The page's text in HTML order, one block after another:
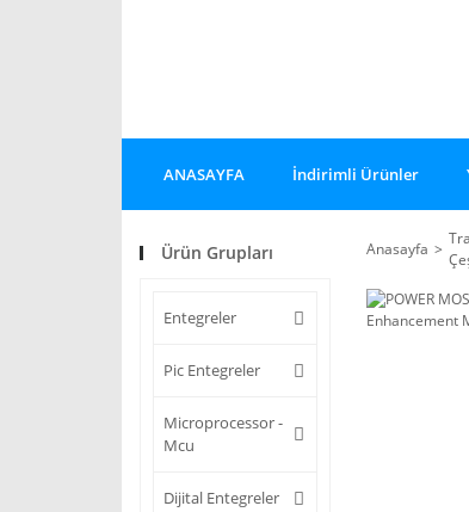
ANASAYFA İndirimli Ürünler
Ürün Grupları
Entegreler
Pic Entegreler
Microprocessor -
Mcu
Dijital Entegreler
Anasayfa